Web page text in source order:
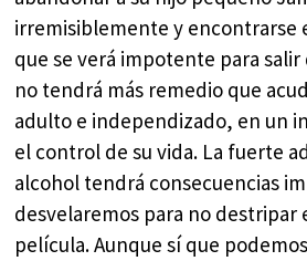
irremisiblemente y encontrarse
que se verá impotente para salir
no tendrá más remedio que
adulto e independizado, en un
el control de su vida. La fuerte
alcohol tendrá consecuencias
desvelaremos para no destripar
película. Aunque sí que